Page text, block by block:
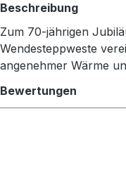
Beschreibung
Zum 70-jährigen
Wendesteppweste
angenehmer Wärme
Bewertungen